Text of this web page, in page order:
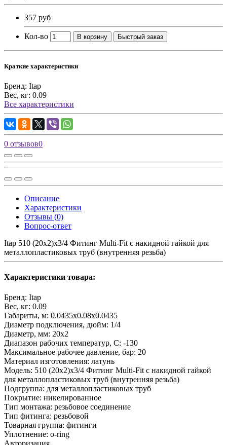
357 руб
Кол-во В корзину Быстрый заказ
Краткие характеристики
Бренд: Itap
Вес, кг: 0.09
Все характеристики
0 отзывов0
Описание
Характеристики
Отзывы (0)
Вопрос-ответ
Itap 510 (20x2)x3/4 Фитинг Multi-Fit с накидной гайкой для
металлопластиковых труб (внутренняя резьба)
Характеристики товара:
Бренд: Itap
Вес, кг: 0.09
Габариты, м: 0.0435x0.08x0.0435
Диаметр подключения, дюйм: 1/4
Диаметр, мм: 20x2
Диапазон рабочих температур, С: -130
Максимальное рабочее давление, бар: 20
Материал изготовления: латунь
Модель: 510 (20x2)x3/4 Фитинг Multi-Fit с накидной гайкой
для металлопластиковых труб (внутренняя резьба)
Подгруппа: для металлопластиковых труб
Покрытие: никелированное
Тип монтажа: резьбовое соединение
Тип фитинга: резьбовой
Товарная группа: фитинги
Уплотнение: o-ring
Авторизация